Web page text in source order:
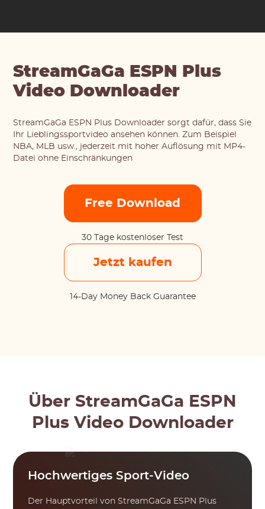
StreamGaGa ESPN Plus
Video Downloader
StreamGaGa ESPN Plus Downloader sorgt dafür, dass Sie
Ihr Lieblingssportvideo ansehen können. Zum Beispiel
NBA, MLB usw., jederzeit mit hoher Auflösung mit MP4-
Datei ohne Einschränkungen
Free Download
30 Tage kostenloser Test
Jetzt kaufen
14-Day Money Back Guarantee
Über StreamGaGa ESPN
Plus Video Downloader
Hochwertiges Sport-Video
Der Hauptvorteil von StreamGaGa ESPN Plus